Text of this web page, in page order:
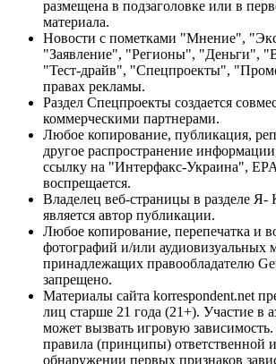
размещена в подзаголовке или в
материала.
Новости с пометками "Мнение",
"Заявление", "Регионы", "Деньги",
"Тест-драйв", "Спецпроекты",
правах рекламы.
Раздел Спецпроекты создается
коммерческими партнерами.
Любое копирование, публикация,
другое распространение
ссылку на "Интерфакс-Украина",
воспрещается.
Владелец веб-страницы в разделе Я-
является автор публикации.
Любое копирование, перепечатка и
фотографий и/или аудиовизуальных
принадлежащих правообладателю
запрещено.
Материалы сайта korrespondent.net
лиц старше 21 года (21+). Участие в
может вызвать игровую
правила (принципы) ответственной
обнаружении первых признаков